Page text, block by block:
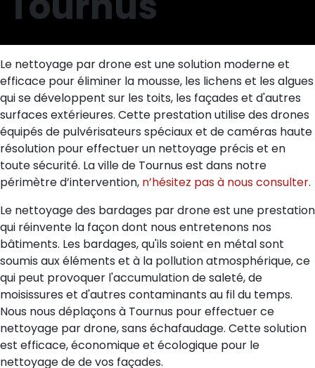
Le nettoyage par drone est une solution moderne et
efficace pour éliminer la mousse, les lichens et les algues
qui se développent sur les toits, les façades et d'autres
surfaces extérieures. Cette prestation utilise des drones
équipés de pulvérisateurs spéciaux et de caméras haute
résolution pour effectuer un nettoyage précis et en
toute sécurité. La ville de Tournus est dans notre
périmètre d’intervention, n’hésitez pas à nous consulter.
Le nettoyage des bardages par drone est une prestation
qui réinvente la façon dont nous entretenons nos
bâtiments. Les bardages, qu'ils soient en métal sont
soumis aux éléments et à la pollution atmosphérique, ce
qui peut provoquer l'accumulation de saleté, de
moisissures et d'autres contaminants au fil du temps.
Nous nous déplaçons à Tournus pour effectuer ce
nettoyage par drone, sans échafaudage. Cette solution
est efficace, économique et écologique pour le
nettoyage de de vos façades.